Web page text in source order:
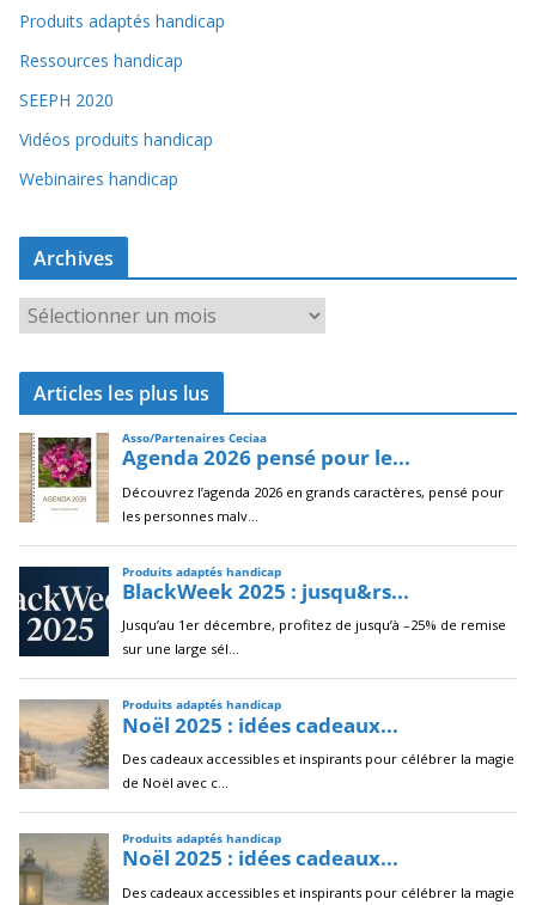
Produits adaptés handicap
Ressources handicap
SEEPH 2020
Vidéos produits handicap
Webinaires handicap
Archives
r
c
i
v
e
s
Articles les plus lus